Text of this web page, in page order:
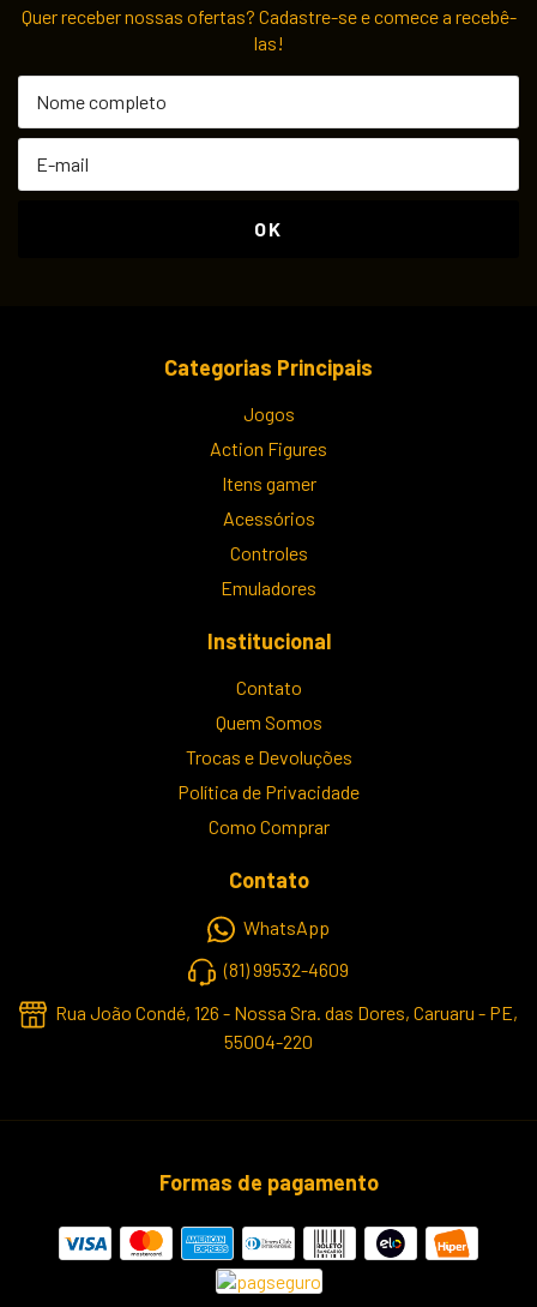
Quer receber nossas ofertas? Cadastre-se e comece a recebê-
las!
Categorias Principais
Jogos
Action Figures
Itens gamer
Acessórios
Controles
Emuladores
Institucional
Contato
Quem Somos
Trocas e Devoluções
Política de Privacidade
Como Comprar
Contato
WhatsApp
(81) 99532-4609
Rua João Condé, 126 - Nossa Sra. das Dores, Caruaru - PE,
55004-220
Formas de pagamento